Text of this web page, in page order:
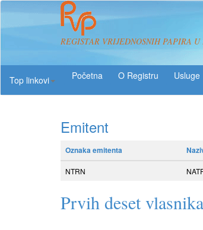
REGISTAR VRIJEDNOSNIH PAPIRA
Top linkovi
O Registru Usluge
Emitent
Oznaka emitenta
NTRN
Prvih deset vlasnika